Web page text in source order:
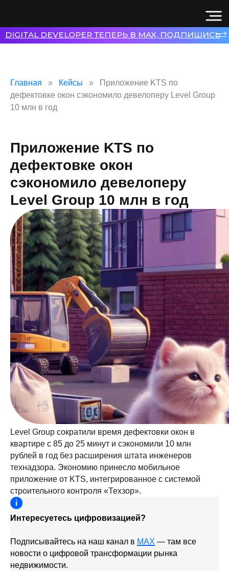
Главная Кейсы
Приложение KTS по
дефектовке окон сэкономило девелоперу Level Group
10 млн в год
Приложение KTS по
дефектовке окон
сэкономило девелоперу
Level Group 10 млн в год
Level Group сократили время дефектовки окон в
квартире с 85 до 25 минут и сэкономили 10 млн
рублей в год без расширения штата инженеров
технадзора. Экономию принесло мобильное
приложение от KTS, интегрированное с системой
строительного контроля «Техзор».
Интересуетесь цифровизацией?
Подписывайтесь на наш канал в MAX — там все
новости о цифровой трансформации рынка
недвижимости.